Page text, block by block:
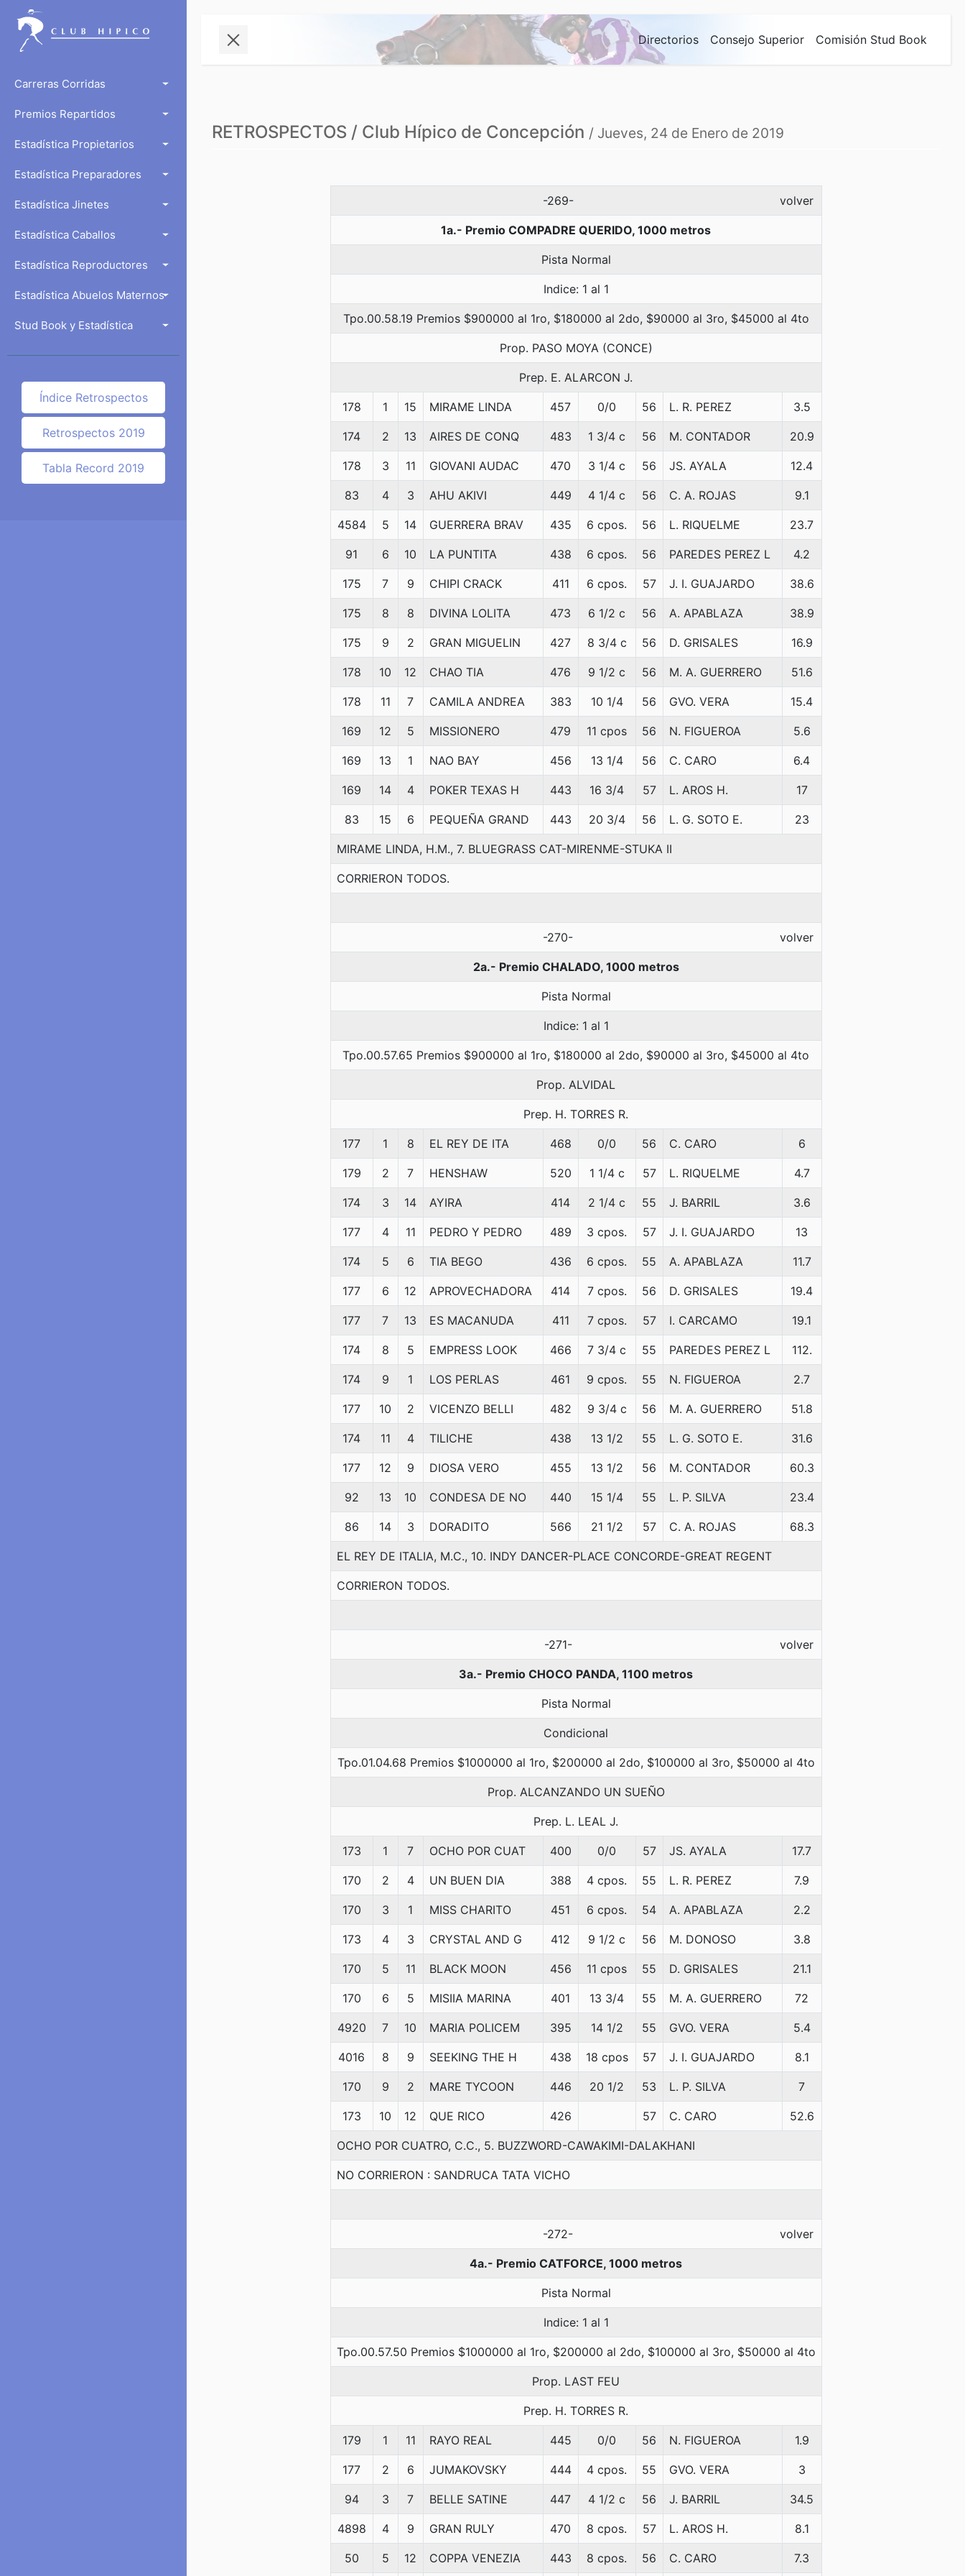
Carreras Corridas
Premios Repartidos
Estadística Propietarios
Estadística Preparadores
Estadística Jinetes
Estadística Caballos
Estadística Reproductores
Estadística Abuelos Maternos
Stud Book y Estadística
Índice Retrospectos
Retrospectos 2019
Tabla Record 2019
Directorios Consejo Superior Comisión Stud Book
RETROSPECTOS / Club Hípico de Concepción / Jueves, 24 de Enero de 2019
-269- volver
1a.- Premio COMPADRE QUERIDO, 1000 metros
Pista Normal
Indice: 1 al 1
Tpo.00.58.19 Premios $900000 al 1ro, $180000 al 2do, $90000 al 3ro, $45000 al 4to
Prop. PASO MOYA (CONCE)
Prep. E. ALARCON J.
178 1 15 MIRAME LINDA 457 0/0 56 L. R. PEREZ 3.5
174 2 13 AIRES DE CONQ 483 1 3/4 c 56 M. CONTADOR 20.9
178 3 11 GIOVANI AUDAC 470 3 1/4 c 56 JS. AYALA 12.4
83 4 3 AHU AKIVI 449 4 1/4 c 56 C. A. ROJAS 9.1
4584 5 14 GUERRERA BRAV 435 6 cpos. 56 L. RIQUELME 23.7
91 6 10 LA PUNTITA 438 6 cpos. 56 PAREDES PEREZ L 4.2
175 7 9 CHIPI CRACK 411 6 cpos. 57 J. I. GUAJARDO 38.6
175 8 8 DIVINA LOLITA 473 6 1/2 c 56 A. APABLAZA 38.9
175 9 2 GRAN MIGUELIN 427 8 3/4 c 56 D. GRISALES 16.9
178 10 12 CHAO TIA 476 9 1/2 c 56 M. A. GUERRERO 51.6
178 11 7 CAMILA ANDREA 383 10 1/4 56 GVO. VERA 15.4
169 12 5 MISSIONERO 479 11 cpos 56 N. FIGUEROA 5.6
169 13 1 NAO BAY 456 13 1/4 56 C. CARO 6.4
169 14 4 POKER TEXAS H 443 16 3/4 57 L. AROS H. 17
83 15 6 PEQUEÑA GRAND 443 20 3/4 56 L. G. SOTO E. 23
MIRAME LINDA, H.M., 7. BLUEGRASS CAT-MIRENME-STUKA II
CORRIERON TODOS.
-270- volver
2a.- Premio CHALADO, 1000 metros
Pista Normal
Indice: 1 al 1
Tpo.00.57.65 Premios $900000 al 1ro, $180000 al 2do, $90000 al 3ro, $45000 al 4to
Prop. ALVIDAL
Prep. H. TORRES R.
177 1 8 EL REY DE ITA 468 0/0 56 C. CARO 6
179 2 7 HENSHAW 520 1 1/4 c 57 L. RIQUELME 4.7
174 3 14 AYIRA 414 2 1/4 c 55 J. BARRIL 3.6
177 4 11 PEDRO Y PEDRO 489 3 cpos. 57 J. I. GUAJARDO 13
174 5 6 TIA BEGO 436 6 cpos. 55 A. APABLAZA 11.7
177 6 12 APROVECHADORA 414 7 cpos. 56 D. GRISALES 19.4
177 7 13 ES MACANUDA 411 7 cpos. 57 I. CARCAMO 19.1
174 8 5 EMPRESS LOOK 466 7 3/4 c 55 PAREDES PEREZ L 112.
174 9 1 LOS PERLAS 461 9 cpos. 55 N. FIGUEROA 2.7
177 10 2 VICENZO BELLI 482 9 3/4 c 56 M. A. GUERRERO 51.8
174 11 4 TILICHE 438 13 1/2 55 L. G. SOTO E. 31.6
177 12 9 DIOSA VERO 455 13 1/2 56 M. CONTADOR 60.3
92 13 10 CONDESA DE NO 440 15 1/4 55 L. P. SILVA 23.4
86 14 3 DORADITO 566 21 1/2 57 C. A. ROJAS 68.3
EL REY DE ITALIA, M.C., 10. INDY DANCER-PLACE CONCORDE-GREAT REGENT
CORRIERON TODOS.
-271- volver
3a.- Premio CHOCO PANDA, 1100 metros
Pista Normal
Condicional
Tpo.01.04.68 Premios $1000000 al 1ro, $200000 al 2do, $100000 al 3ro, $50000 al 4to
Prop. ALCANZANDO UN SUEÑO
Prep. L. LEAL J.
173 1 7 OCHO POR CUAT 400 0/0 57 JS. AYALA 17.7
170 2 4 UN BUEN DIA 388 4 cpos. 55 L. R. PEREZ 7.9
170 3 1 MISS CHARITO 451 6 cpos. 54 A. APABLAZA 2.2
173 4 3 CRYSTAL AND G 412 9 1/2 c 56 M. DONOSO 3.8
170 5 11 BLACK MOON 456 11 cpos 55 D. GRISALES 21.1
170 6 5 MISIIA MARINA 401 13 3/4 55 M. A. GUERRERO 72
4920 7 10 MARIA POLICEM 395 14 1/2 55 GVO. VERA 5.4
4016 8 9 SEEKING THE H 438 18 cpos 57 J. I. GUAJARDO 8.1
170 9 2 MARE TYCOON 446 20 1/2 53 L. P. SILVA 7
173 10 12 QUE RICO 426 57 C. CARO 52.6
OCHO POR CUATRO, C.C., 5. BUZZWORD-CAWAKIMI-DALAKHANI
NO CORRIERON : SANDRUCA TATA VICHO
-272- volver
4a.- Premio CATFORCE, 1000 metros
Pista Normal
Indice: 1 al 1
Tpo.00.57.50 Premios $1000000 al 1ro, $200000 al 2do, $100000 al 3ro, $50000 al 4to
Prop. LAST FEU
Prep. H. TORRES R.
179 1 11 RAYO REAL 445 0/0 56 N. FIGUEROA 1.9
177 2 6 JUMAKOVSKY 444 4 cpos. 55 GVO. VERA 3
94 3 7 BELLE SATINE 447 4 1/2 c 56 J. BARRIL 34.5
4898 4 9 GRAN RULY 470 8 cpos. 57 L. AROS H. 8.1
50 5 12 COPPA VENEZIA 443 8 cpos. 56 C. CARO 7.3